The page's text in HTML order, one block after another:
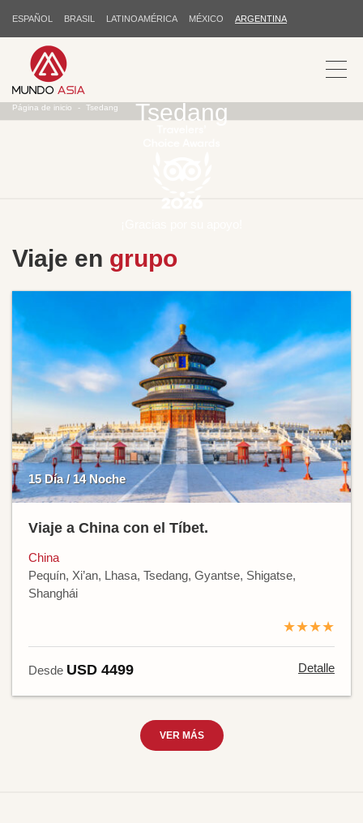
ESPAÑOL BRASIL LATINOAMÉRICA MÉXICO ARGENTINA
Tsedang
Página de inicio Tsedang
Viaje en grupo
15 Día / 14 Noche
Viaje a China con el Tíbet.
China
Pequín, Xi’an, Lhasa, Tsedang, Gyantse, Shigatse,
Shanghái
★★★★
Desde USD 4499 Detalle
VER MÁS